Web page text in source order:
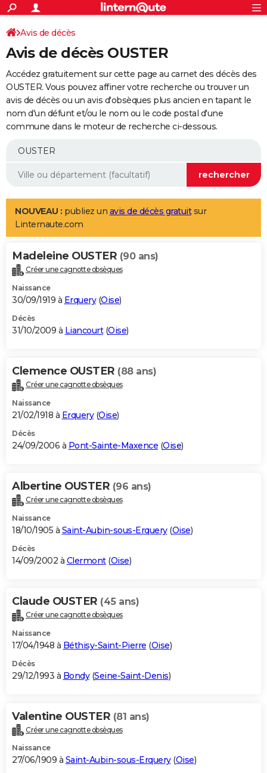
ACTUALITÉS
Politique
Société
Faits Divers
Education
Monde
Villes
+
SPORT
Coupe du monde 2026
Football
Tennis
Cyclisme
Rugby
Forum
Programme TV
TNT
Streaming
Cinéma
Sorties cinéma
Musique
+
FINANCE
Retraite
Epargne
Immobilier
Risques naturels par ville
Banque
Assurance
AUTO
Essais
Réserver un essai
Citadines
Berlines
SUV
Forum auto
+
Mobiles
Meilleur smartphone
Internet
Ordinateurs
Jeux vidéo
Guide high-tech
Aménagement intérieur
LIFESTYLE
Art de vivre
Bien-être
Loisirs
Mode
Modes de vie
Alimentation
Guide de la santé
Maladies
Médicaments
Sommeil
VOYAGE
Destinations
City break
Voyage nature
Voyage de noces
Forum
Climat
+PHOTO
GUIDES D'ACHAT
BONS PLANS
Carte de Noël
Carte Bonne année
Carte Saint-Valentin
Carte Pâques
Carte d'anniversaire
DICTIONNAIRE
Dictionnaire
Biographies
Citations
Expressions
Proverbes
PROGRAMME TV
S'inscrire
Se connecter
Lycées
Collèges
Primaires
Universités
Entreprises
Service militaire
Avis de recherche
AVIS DE DÉCÈS
Bricolage
Lifestyle
Culture
Sport
Auto
Television
Voyage
Cinema
Avis de décès
Avis de décès OUSTER
Accédez gratuitement sur cette page au carnet des décès des
OUSTER. Vous pouvez affiner votre recherche ou trouver un
avis de décès ou un avis d'obsèques plus ancien en tapant le
nom d'un défunt et/ou le nom ou le code postal d'une
commune dans le moteur de recherche ci-dessous.
NOUVEAU : publiez un avis de décès gratuitsur
Linternaute.com
Madeleine OUSTER (90 ans)
Créer une cagnotte obsèques
Naissance
30/09/1919 à Erquery(Oise)
Décès
31/10/2009 à Liancourt(Oise)
Clemence OUSTER (88 ans)
Créer une cagnotte obsèques
Naissance
21/02/1918 à Erquery(Oise)
Décès
24/09/2006 à Pont-Sainte-Maxence (Oise)
Albertine OUSTER (96 ans)
Créer une cagnotte obsèques
Naissance
18/10/1905 à Saint-Aubin-sous-Erquery(Oise)
Décès
14/09/2002 à Clermont(Oise)
Claude OUSTER (45 ans)
Créer une cagnotte obsèques
Naissance
17/04/1948 à Béthisy-Saint-Pierre (Oise)
Décès
29/12/1993 à Bondy(Seine-Saint-Denis)
Valentine OUSTER (81 ans)
Créer une cagnotte obsèques
Naissance
27/06/1909 à Saint-Aubin-sous-Erquery(Oise)